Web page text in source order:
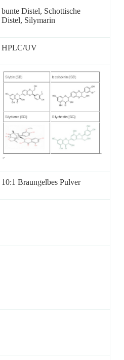
bunte Distel, Schottische
Distel, Silymarin
HPLC/UV
10:1 Braungelbes Pulver